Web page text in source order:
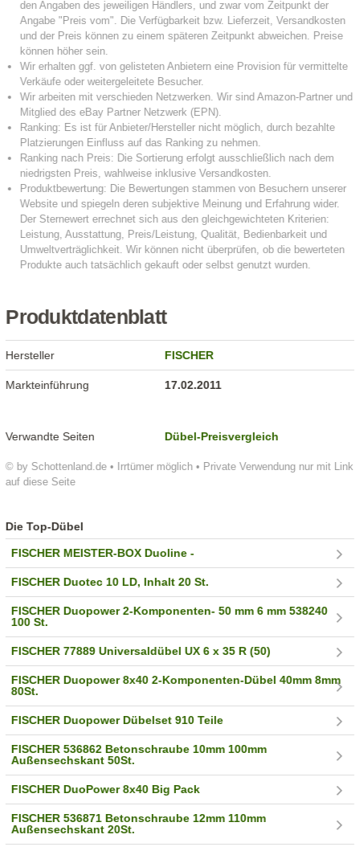
Produktdatenblatt
© by Schottenland.de • Irrtümer möglich • Private Verwendung nur mit Link
auf diese Seite
Hersteller FISCHER
Markteinführung 17.02.2011
Verwandte Seiten Dübel-Preisvergleich
Die Top-Dübel
FISCHER MEISTER-BOX Duoline -
FISCHER Duotec 10 LD, Inhalt 20 St.
FISCHER Duopower 2-Komponenten- 50 mm 6 mm 538240
100 St.
FISCHER 77889 Universaldübel UX 6 x 35 R (50)
FISCHER Duopower 8x40 2-Komponenten-Dübel 40mm 8mm
80St.
FISCHER Duopower Dübelset 910 Teile
FISCHER 536862 Betonschraube 10mm 100mm
Außensechskant 50St.
FISCHER DuoPower 8x40 Big Pack
FISCHER 536871 Betonschraube 12mm 110mm
Außensechskant 20St.